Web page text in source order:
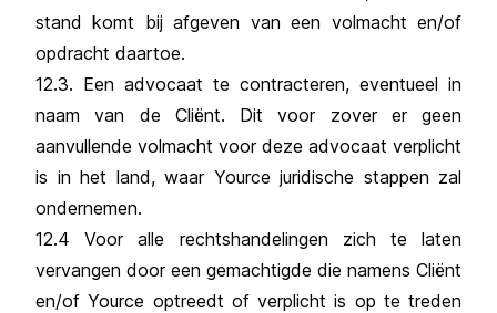
stand komt bij afgeven van een volmacht en/of
opdracht daartoe.
12.3. Een advocaat te contracteren, eventueel in
naam van de Cliënt. Dit voor zover er geen
aanvullende volmacht voor deze advocaat verplicht
is in het land, waar Yource juridische stappen zal
ondernemen.
12.4 Voor alle rechtshandelingen zich te laten
vervangen door een gemachtigde die namens Cliënt
en/of Yource optreedt of verplicht is op te treden